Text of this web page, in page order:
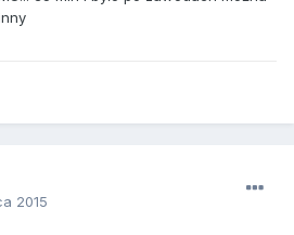
2015